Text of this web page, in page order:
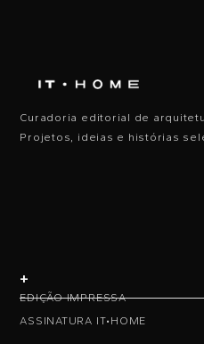
Curadoria editorial de
Projetos, ideias e histórias
+
EDIÇÃO IMPRESSA
ASSINATURA IT•HOME